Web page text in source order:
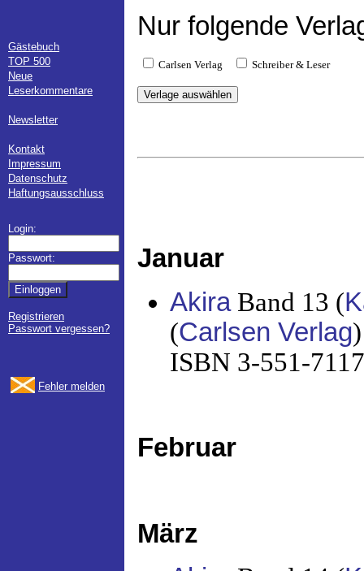
Gästebuch
TOP 500
Neue
Leserkommentare
Newsletter
Kontakt
Impressum
Datenschutz
Haftungsausschluss
Login:
Passwort:
Registrieren
Passwort vergessen?
Fehler melden
Nur folgende
Carlsen Verlag Schreiber & Leser
Januar
AkiraBand 13 (
(Carlsen Verlag)
ISBN 3-551-
Februar
März